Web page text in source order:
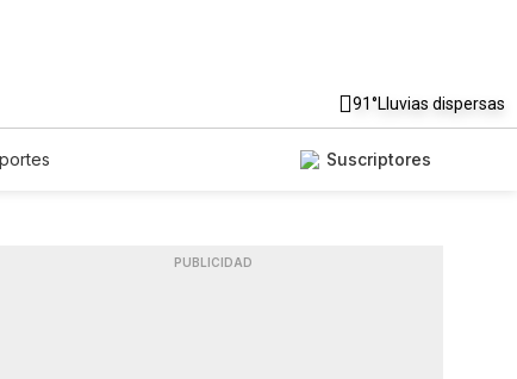
91°Lluvias dispersas
Suscriptores
PUBLICIDAD